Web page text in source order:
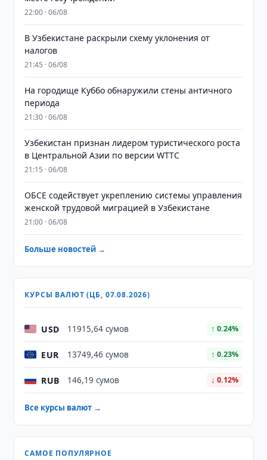
22:00 · 06/08
В Узбекистане раскрыли схему уклонения от
налогов
21:45 · 06/08
На городище Куббо обнаружили стены античного
периода
21:30 · 06/08
Узбекистан признан лидером туристического роста
в Центральной Азии по версии WTTC
21:15 · 06/08
ОБСЕ содействует укреплению системы управления
женской трудовой миграцией в Узбекистане
21:00 · 06/08
Больше новостей →
КУРСЫ ВАЛЮТ (ЦБ, 07.08.2026)
USD 11915,64 сумов ↑ 0.24%
EUR 13749,46 сумов ↑ 0.23%
RUB 146,19 сумов ↓ 0.12%
Все курсы валют →
САМОЕ ПОПУЛЯРНОЕ